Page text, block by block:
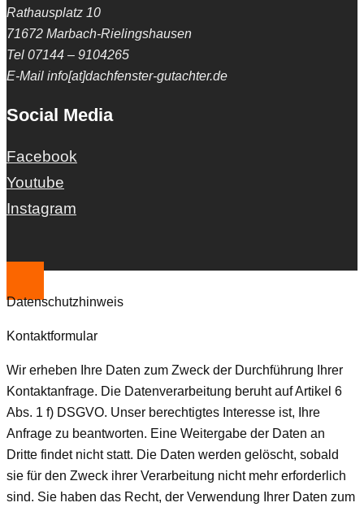
Rathausplatz 10
71672 Marbach-Rielingshausen
Tel 07144 – 9104265
E-Mail info[at]dachfenster-gutachter.de
Social Media
Facebook
Youtube
Instagram
Datenschutzhinweis
Kontaktformular
Wir erheben Ihre Daten zum Zweck der Durchführung Ihrer
Kontaktanfrage. Die Datenverarbeitung beruht auf Artikel 6
Abs. 1 f) DSGVO. Unser berechtigtes Interesse ist, Ihre
Anfrage zu beantworten. Eine Weitergabe der Daten an
Dritte findet nicht statt. Die Daten werden gelöscht, sobald
sie für den Zweck ihrer Verarbeitung nicht mehr erforderlich
sind. Sie haben das Recht, der Verwendung Ihrer Daten zum